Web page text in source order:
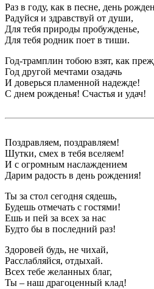
Раз в году, как в песне, день
Радуйся и здравствуй от души,
Для тебя природы пробужденье,
Для тебя родник поет в тиши.
Год-трамплин тобою взят, как
Год другой мечтами озадачь
И доверься пламенной надежде!
С днем рожденья! Счастья и удач!
Поздравляем, поздравляем!
Шутки, смех в тебя вселяем!
И с огромным наслаждением
Дарим радость в день рождения!
Ты за стол сегодня сядешь,
Будешь отмечать с гостями!
Ешь и пей за всех за нас
Будто бы в последний раз!
Здоровей будь, не чихай,
Расслабляйся, отдыхай.
Всех тебе желанных благ,
Ты – наш драгоценный клад!